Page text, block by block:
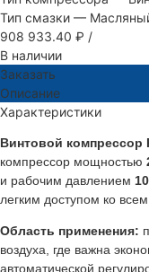
Тип смазки —
908 933.40 ₽ /
В наличии
Заказать
Описание
Характеристики
Винтовой компрессор
компрессор мощностью
и рабочим давлением
легким доступом ко
Область применения:
воздуха, где важна
автоматической